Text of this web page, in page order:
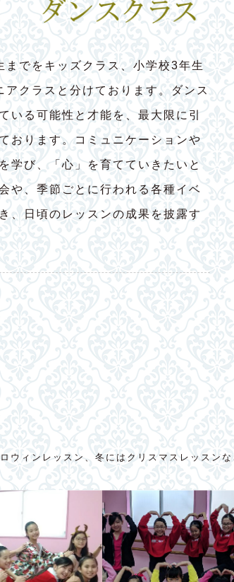
までをキッズクラス、小学校3年生
アクラスと分けております。ダンス
いる可能性と才能を、最大限に引
おります。コミュニケーションや
学び、「心」を育てていきたいと
や、季節ごとに行われる各種イベ
、日頃のレッスンの成果を披露す
ウィンレッスン、冬にはクリスマスレッスン